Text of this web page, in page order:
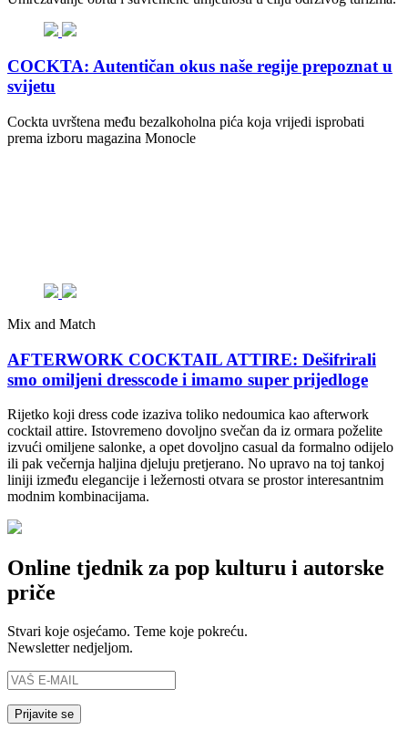
COCKTA: Autentičan okus naše regije prepoznat u
svijetu
Cockta uvrštena među bezalkoholna pića koja vrijedi isprobati
prema izboru magazina Monocle
Mix and Match
AFTERWORK COCKTAIL ATTIRE: Dešifrirali
smo omiljeni dresscode i imamo super prijedloge
Rijetko koji dress code izaziva toliko nedoumica kao afterwork
cocktail attire. Istovremeno dovoljno svečan da iz ormara poželite
izvući omiljene salonke, a opet dovoljno casual da formalno odijelo
ili pak večernja haljina djeluju pretjerano. No upravo na toj tankoj
liniji između elegancije i ležernosti otvara se prostor interesantnim
modnim kombinacijama.
Online tjednik za pop kulturu i autorske
priče
Stvari koje osjećamo. Teme koje pokreću.
Newsletter nedjeljom.